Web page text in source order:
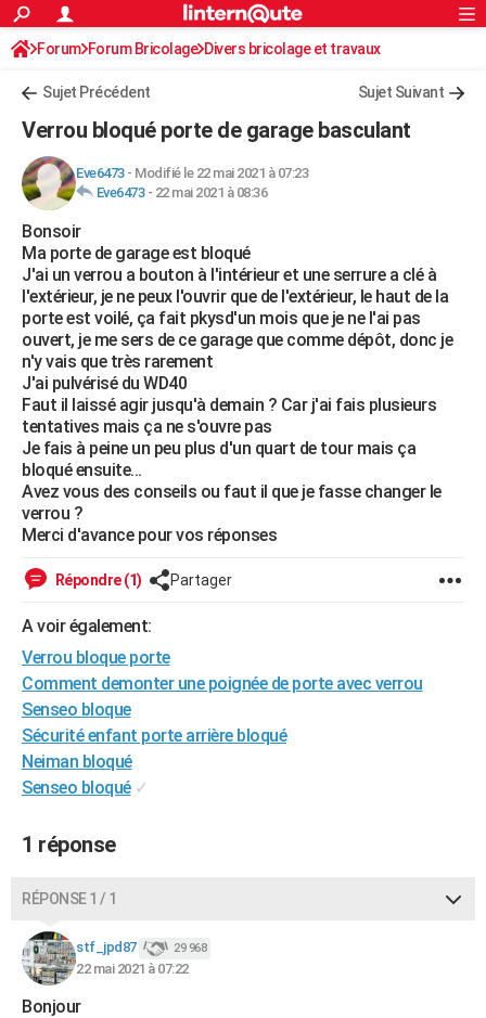
ACTUALITÉS
Politique
Société
Faits Divers
Education
Monde
Villes
+
FINANCE
Retraite
Impôts
Epargne
Immobilier
Risques naturels par ville
Banque
Assurance
Crédit
AUTO
Essais
Réserver un essai
Citadines
Berlines
SUV
Forum auto
+HIGH-TECH
Mobiles
Meilleur smartphone
Internet
Ordinateurs
Jeux vidéo
Guide high-tech
+BRICOLAGE
Forum
Aménagement intérieur
Extérieur
Cuisine
Salle de bains
Jardinage
Rangement
WEEK-END
Guides de France
Escapades
Patrimoine
Expositions
Musées
Week-end nature
LIFESTYLE
Art de vivre
Bien-être
Loisirs
ModeModes de vie
SANTE
Alimentation
Guide de la santé
Maladies
Médicaments
Sommeil
VOYAGE
Destinations
City break
Voyage nature
Voyage de noces
Forum
Climat
+PHOTO
Carte de Noël
Carte Bonne année
Carte Saint-Valentin
Carte Pâques
Carte d'anniversaire
DICTIONNAIRE
Dictionnaire
Biographies
Citations
Expressions
Proverbes
PROGRAMME TV
COPAINS D'AVANT
Bricolage
Lifestyle
Culture
Sport
Auto
Television
Voyage
Cinema
Rechercher
S'inscrire
Connexion
Forum Forum Bricolage Divers bricolage et travaux
Sujet Précédent Sujet Suivant
Verrou bloqué porte de garage basculant
Eve6473- Modifié le 22 mai 2021 à 07:23
Eve6473- 22 mai 2021 à 08:36
Bonsoir
Ma porte de garage est bloqué
J'ai un verrou a bouton à l'intérieur et une serrure a clé à
l'extérieur, je ne peux l'ouvrir que de l'extérieur, le haut de la
porte est voilé, ça fait pkysd'un mois que je ne l'ai pas
ouvert, je me sers de ce garage que comme dépôt, donc je
n'y vais que très rarement
J'ai pulvérisé du WD40
Faut il laissé agir jusqu'à demain ? Car j'ai fais plusieurs
tentatives mais ça ne s'ouvre pas
Je fais à peine un peu plus d'un quart de tour mais ça
bloqué ensuite...
Avez vous des conseils ou faut il que je fasse changer le
verrou ?
Merci d'avance pour vos réponses
Répondre (1) Partager
A voir également:
Verrou bloque porte
Comment demonter une poignée de porte avec verrou
Senseo bloque
Sécurité enfant porte arrière bloqué
Neiman bloqué
Senseo bloqué ✓
1 réponse
RÉPONSE 1 / 1
stf_jpd87 29 968
22 mai 2021 à 07:22
Bonjour